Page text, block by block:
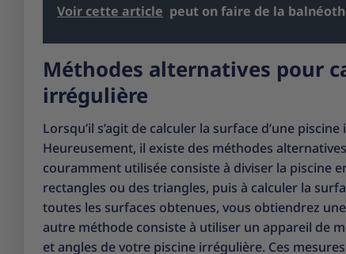
Voir cette article peut on faire de la
Méthodes alternatives pour
irrégulière
Lorsqu’il s’agit de calculer la surface d’une
Heureusement, il existe des méthodes
couramment utilisée consiste à diviser la piscine
rectangles ou des triangles, puis à calculer la
toutes les surfaces obtenues, vous obtiendrez
autre méthode consiste à utiliser un appareil de
et angles de votre piscine irrégulière. Ces